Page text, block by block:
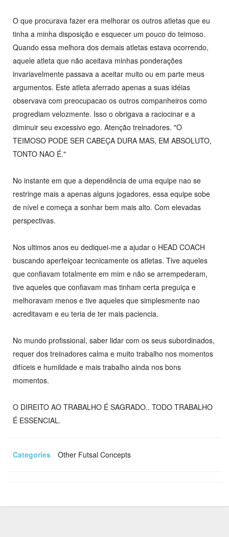
O que procurava fazer era melhorar os outros atletas que eu
tinha a minha disposição e esquecer um pouco do teimoso.
Quando essa melhora dos demais atletas estava ocorrendo,
aquele atleta que não aceitava minhas ponderações
invariavelmente passava a aceitar muito ou em parte meus
argumentos. Este atleta aferrado apenas a suas idéias
observava com preocupacao os outros companheiros como
progrediam velozmente. Isso o obrigava a raciocinar e a
diminuir seu excessivo ego. Atenção treinadores. "O
TEIMOSO PODE SER CABEÇA DURA MAS, EM ABSOLUTO,
TONTO NAO É."
No instante em que a dependência de uma equipe nao se
restringe mais a apenas alguns jogadores, essa equipe sobe
de nível e começa a sonhar bem mais alto. Com elevadas
perspectivas.
Nos ultimos anos eu dediquei-me a ajudar o HEAD COACH
buscando aperfeiçoar tecnicamente os atletas. Tive aqueles
que confiavam totalmente em mim e não se arrempederam,
tive aqueles que confiavam mas tinham certa preguiça e
melhoravam menos e tive aqueles que simplesmente nao
acreditavam e eu teria de ter mais paciencia.
No mundo profissional, saber lidar com os seus subordinados,
requer dos treinadores calma e muito trabalho nos momentos
difíceis e humildade e mais trabalho ainda nos bons
momentos.
O DIREITO AO TRABALHO É SAGRADO.. TODO TRABALHO
É ESSENCIAL.
Categories Other Futsal Concepts